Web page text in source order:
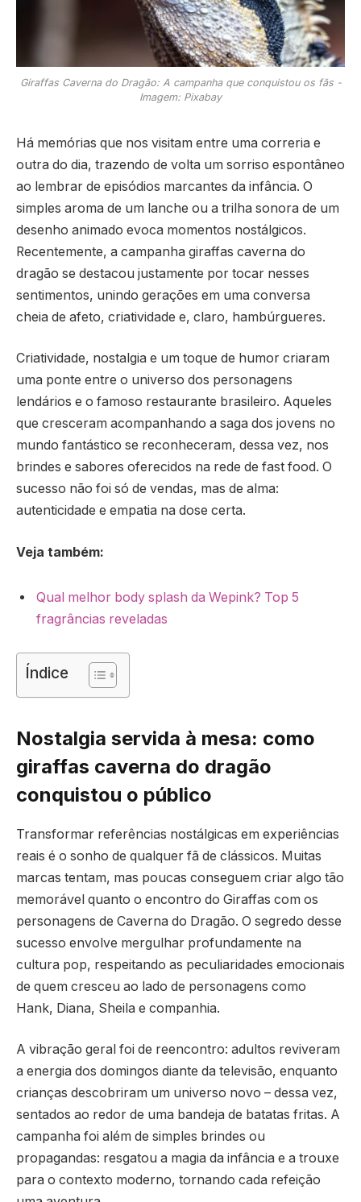
Giraffas Caverna do Dragão: A campanha que conquistou os fãs -
Imagem: Pixabay
Há memórias que nos visitam entre uma correria e
outra do dia, trazendo de volta um sorriso espontâneo
ao lembrar de episódios marcantes da infância. O
simples aroma de um lanche ou a trilha sonora de um
desenho animado evoca momentos nostálgicos.
Recentemente, a campanha giraffas caverna do
dragão se destacou justamente por tocar nesses
sentimentos, unindo gerações em uma conversa
cheia de afeto, criatividade e, claro, hambúrgueres.
Criatividade, nostalgia e um toque de humor criaram
uma ponte entre o universo dos personagens
lendários e o famoso restaurante brasileiro. Aqueles
que cresceram acompanhando a saga dos jovens no
mundo fantástico se reconheceram, dessa vez, nos
brindes e sabores oferecidos na rede de fast food. O
sucesso não foi só de vendas, mas de alma:
autenticidade e empatia na dose certa.
Veja também:
Qual melhor body splash da Wepink? Top 5
fragrâncias reveladas
Índice
Nostalgia servida à mesa: como
giraffas caverna do dragão
conquistou o público
Transformar referências nostálgicas em experiências
reais é o sonho de qualquer fã de clássicos. Muitas
marcas tentam, mas poucas conseguem criar algo tão
memorável quanto o encontro do Giraffas com os
personagens de Caverna do Dragão. O segredo desse
sucesso envolve mergulhar profundamente na
cultura pop, respeitando as peculiaridades emocionais
de quem cresceu ao lado de personagens como
Hank, Diana, Sheila e companhia.
A vibração geral foi de reencontro: adultos reviveram
a energia dos domingos diante da televisão, enquanto
crianças descobriram um universo novo – dessa vez,
sentados ao redor de uma bandeja de batatas fritas. A
campanha foi além de simples brindes ou
propagandas: resgatou a magia da infância e a trouxe
para o contexto moderno, tornando cada refeição